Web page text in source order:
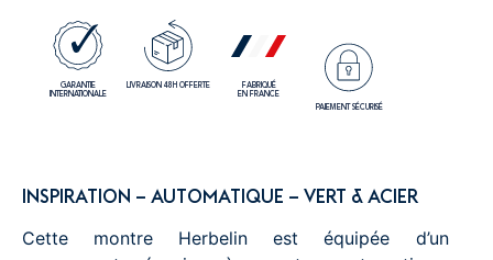
GARANTIE
INTERNATIONALE
LIVRAISON 48H OFFERTE
FABRIQUÉ
EN FRANCE
PAIEMENT SÉCURISÉ
INSPIRATION – AUTOMATIQUE – VERT & ACIER
Cette montre Herbelin est équipée d’un